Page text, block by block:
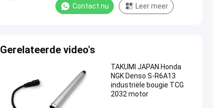
Contact nu Leer meer
Gerelateerde video's
TAKUMI JAPAN Honda
NGK Denso S-R6A13
industriële bougie TCG
2032 motor